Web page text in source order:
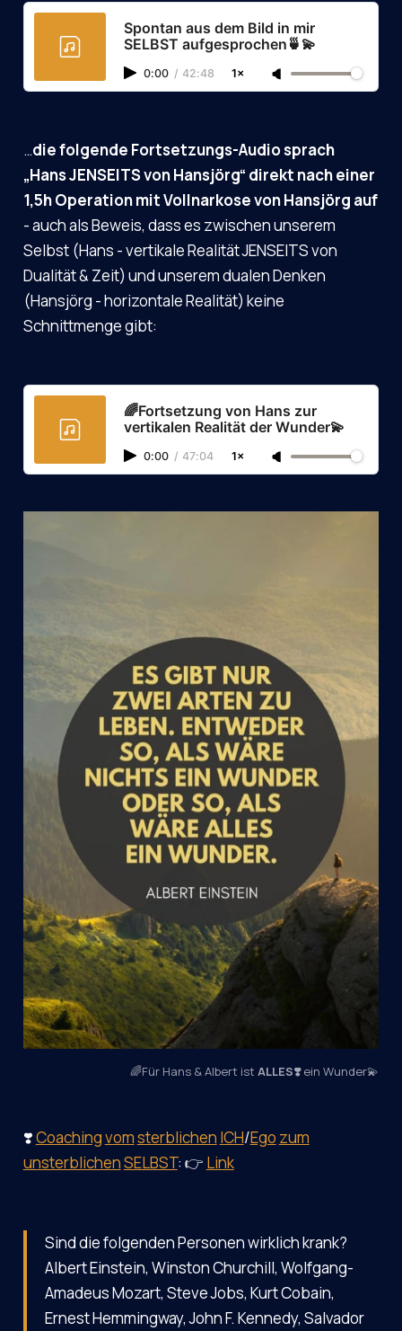
Spontan aus dem Bild in mir
SELBST aufgesprochen🍵💫
0:00 / 42:48 1×
…die folgende Fortsetzungs-Audio sprach
„Hans JENSEITS von Hansjörg“ direkt nach einer
1,5h Operation mit Vollnarkose von Hansjörg auf
- auch als Beweis, dass es zwischen unserem
Selbst (Hans - vertikale Realität JENSEITS von
Dualität & Zeit) und unserem dualen Denken
(Hansjörg - horizontale Realität) keine
Schnittmenge gibt:
🌈Fortsetzung von Hans zur
vertikalen Realität der Wunder💫
0:00 / 47:04 1×
🌈Für Hans & Albert ist ALLES❣️ ein Wunder💫
❣️Coachingvomsterblichen ICH/Ego zum
unsterblichenSELBST: 👉 Link
Sind die folgenden Personen wirklich krank?
Albert Einstein, Winston Churchill, Wolfgang-
Amadeus Mozart, Steve Jobs, Kurt Cobain,
Ernest Hemmingway, John F. Kennedy, Salvador